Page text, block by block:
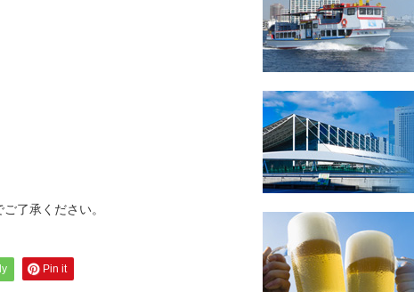
了承ください。
Pin it